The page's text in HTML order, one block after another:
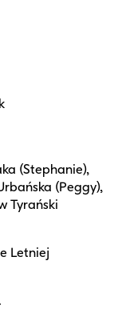
(Stephanie),
(Peggy),
Tyrański
Letniej